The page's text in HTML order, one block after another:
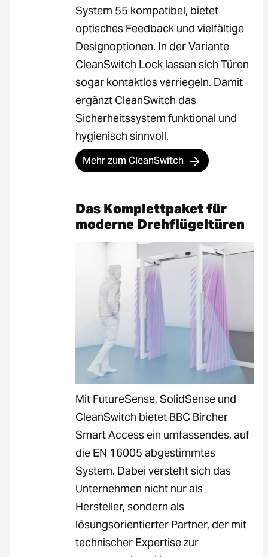
System 55 kompatibel, bietet
optisches Feedback und vielfältige
Designoptionen. In der Variante
CleanSwitch Lock lassen sich Türen
sogar kontaktlos verriegeln. Damit
ergänzt CleanSwitch das
Sicherheitssystem funktional und
hygienisch sinnvoll.
Mehr zum CleanSwitch
Das Komplettpaket für
moderne Drehflügeltüren
Mit FutureSense, SolidSense und
CleanSwitch bietet BBC Bircher
Smart Access ein umfassendes, auf
die EN 16005 abgestimmtes
System. Dabei versteht sich das
Unternehmen nicht nur als
Hersteller, sondern als
lösungsorientierter Partner, der mit
technischer Expertise zur